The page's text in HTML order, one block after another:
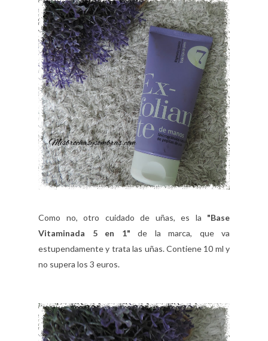
Como no, otro cuidado de uñas, es la "Base
Vitaminada 5 en 1" de la marca, que va
estupendamente y trata las uñas. Contiene 10 ml y
no supera los 3 euros.